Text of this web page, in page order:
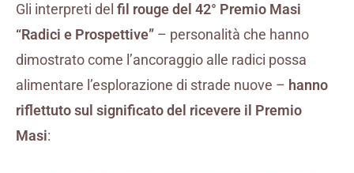
Gli interpreti del fil rouge del 42° Premio Masi
“Radici e Prospettive” – personalità che hanno
dimostrato come l’ancoraggio alle radici possa
alimentare l’esplorazione di strade nuove – hanno
riflettuto sul significato del ricevere il Premio
Masi: